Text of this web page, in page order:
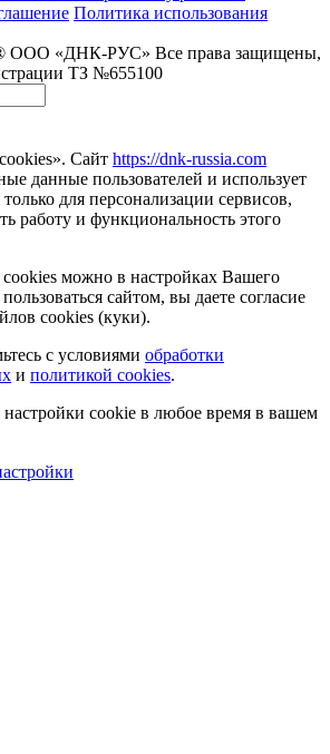
Политика использования
ООО «ДНК-РУС» Все права защищены,
ТЗ №655100
Сайт https://dnk-russia.com
данные пользователей и использует
для персонализации сервисов,
работу и функциональность этого
cookies можно в настройках Вашего
сайтом, вы даете согласие
cookies (куки).
с условиями обработки
и политикой cookies.
cookie в любое время в вашем